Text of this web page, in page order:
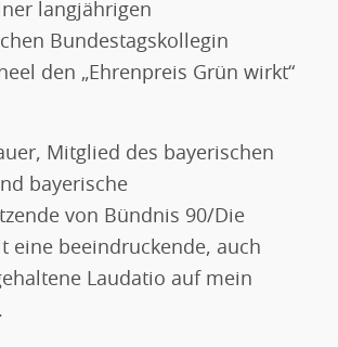
langjährigen
Bundestagskollegin
den „Ehrenpreis Grün wirkt“
Mitglied des bayerischen
bayerische
von Bündnis 90/Die
eine beeindruckende, auch
Laudatio auf mein